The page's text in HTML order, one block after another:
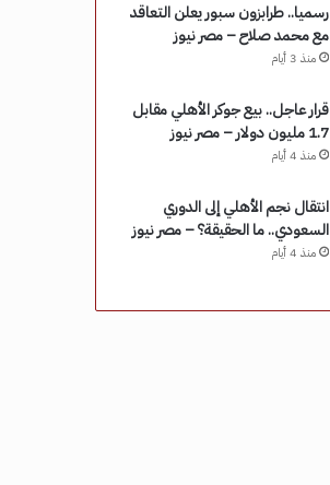
رسميا.. طرابزون سبور يعلن التعاقد
مع محمد صلاح – مصر نيوز
منذ 3 أيام
قرار عاجل.. بيع جوكر الأهلي مقابل
1.7 مليون دولار – مصر نيوز
منذ 4 أيام
انتقال نجم الأهلي إلى الدوري
السعودي.. ما الحقيقة؟ – مصر نيوز
منذ 4 أيام